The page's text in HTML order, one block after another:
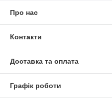
Про нас
Контакти
Доставка та оплата
Графік роботи